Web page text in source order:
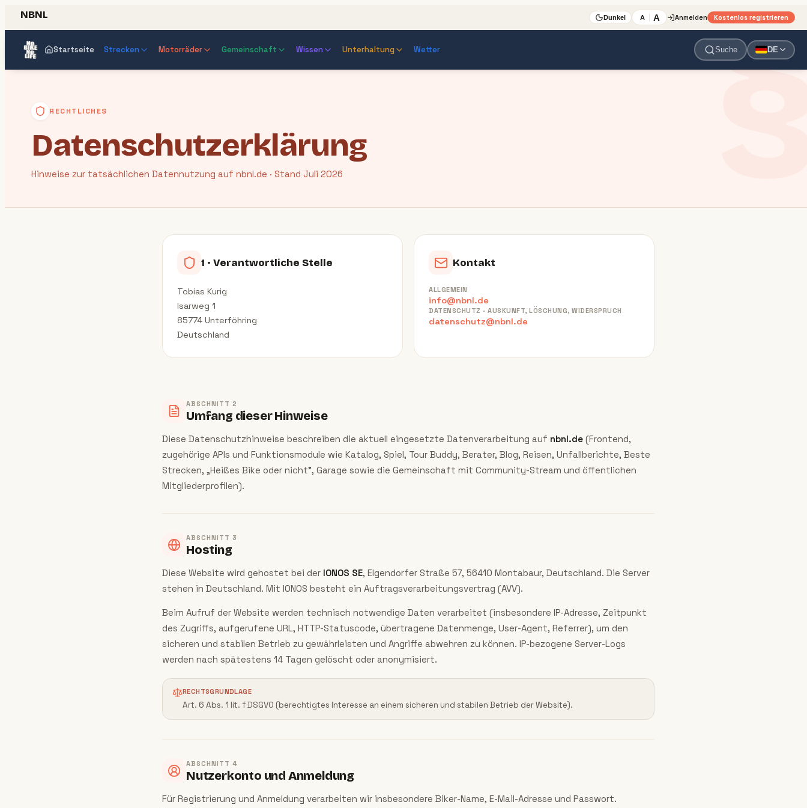
NBNL Dunkel A A Anmelden Kostenlos registrieren
Startseite Strecken Motorräder Gemeinschaft Wissen Unterhaltung Wetter Suche DE
RECHTLICHES
Datenschutz­erklärung
Hinweise zur tatsächlichen Datennutzung auf nbnl.de · Stand Juli 2026
1 · Verantwortliche Stelle
Tobias Kurig
Isarweg 1
85774 Unterföhring
Deutschland
Kontakt
ALLGEMEIN
info@nbnl.de
DATENSCHUTZ · AUSKUNFT, LÖSCHUNG, WIDERSPRUCH
datenschutz@nbnl.de
ABSCHNITT 2
Umfang dieser Hinweise
Diese Datenschutzhinweise beschreiben die aktuell eingesetzte Datenverarbeitung auf nbnl.de (Frontend,
zugehörige APIs und Funktionsmodule wie Katalog, Spiel, Tour Buddy, Berater, Blog, Reisen, Unfallberichte, Beste
Strecken, „Heißes Bike oder nicht", Garage sowie die Gemeinschaft mit Community-Stream und öffentlichen
Mitgliederprofilen).
ABSCHNITT 3
Hosting
Diese Website wird gehostet bei der IONOS SE, Elgendorfer Straße 57, 56410 Montabaur, Deutschland. Die Server
stehen in Deutschland. Mit IONOS besteht ein Auftragsverarbeitungsvertrag (AVV).
Beim Aufruf der Website werden technisch notwendige Daten verarbeitet (insbesondere IP-Adresse, Zeitpunkt
des Zugriffs, aufgerufene URL, HTTP-Statuscode, übertragene Datenmenge, User-Agent, Referrer), um den
sicheren und stabilen Betrieb zu gewährleisten und Angriffe abwehren zu können. IP-bezogene Server-Logs
werden nach spätestens 14 Tagen gelöscht oder anonymisiert.
RECHTSGRUNDLAGE
Art. 6 Abs. 1 lit. f DSGVO (berechtigtes Interesse an einem sicheren und stabilen Betrieb der Website).
ABSCHNITT 4
Nutzerkonto und Anmeldung
Für Registrierung und Anmeldung verarbeiten wir insbesondere Biker-Name, E-Mail-Adresse und Passwort.